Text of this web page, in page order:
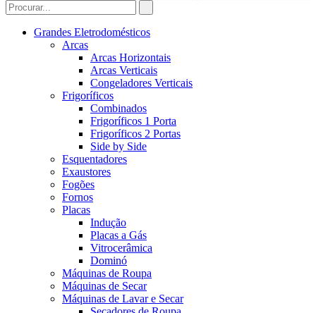
Grandes Eletrodomésticos
Arcas
Arcas Horizontais
Arcas Verticais
Congeladores Verticais
Frigoríficos
Combinados
Frigoríficos 1 Porta
Frigoríficos 2 Portas
Side by Side
Esquentadores
Exaustores
Fogões
Fornos
Placas
Indução
Placas a Gás
Vitrocerâmica
Dominó
Máquinas de Roupa
Máquinas de Secar
Máquinas de Lavar e Secar